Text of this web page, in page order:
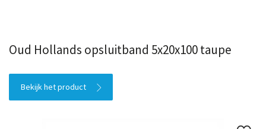
Oud Hollands opsluitband 5x20x100 taupe
Bekijk het product